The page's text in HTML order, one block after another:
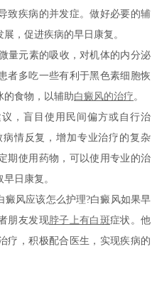
致疾病的并发症。做好必要的辅
，促进疾病的早日康复。
元素的吸收，对机体的内分泌
者多吃一些有利于黑色素细胞恢
的食物，以辅助白癜风的治疗。
，盲目使用民间偏方或自行治
情反复，增加专业治疗的复杂
期使用药物，可以使用专业的治
日康复。
风应该怎么护理?白癜风如果早
朋友发现脖子上有白斑症状。他
疗，积极配合医生，实现疾病的